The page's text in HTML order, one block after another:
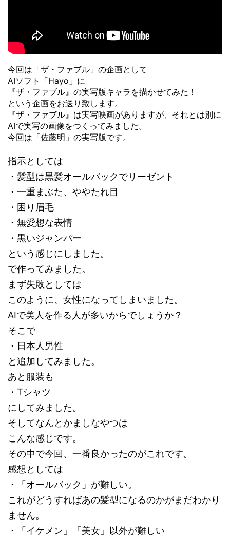
今回は「ザ・ファブル」の企画として
AIソフト「Hayo」に
『ザ・ファブル』の実写版キャラを描かせてみた！
という企画をお送り致します。
『ザ・ファブル』は実写映画がありますが、それとは別に
AIで実写の画像をつくってみました。
今回は「佐藤明」の実写版です。
指示としては
・髪型は黒髪オールバックでリーゼント
・一重まぶた、ややたれ目
・困り眉毛
・無愛想な表情
・黒いジャンパー
という感じにしました。
で作ってみました。
まず失敗としては
このように、女性になってしまいました。
AIで美人を作る人が多いからでしょうか？
そこで
・日本人男性
と追加してみました。
あと服装も
・Tシャツ
にしてみました。
そしてなんとかましなやつは
こんな感じです。
その中で今回、一番良かったのがこれです。
感想としては
・「オールバック」が難しい。
これがどうすればあの髪型になるのかがまだわかり
ません。
・「イケメン」「美女」以外が難しい